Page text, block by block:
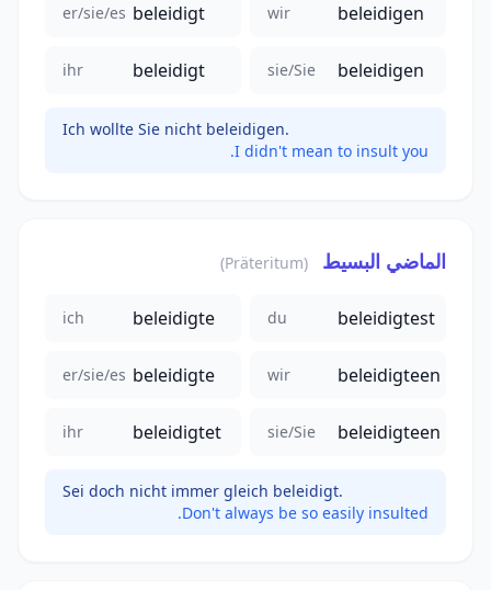
er/sie/es beleidigt wir beleidigen
ihr beleidigt sie/Sie beleidigen
Ich wollte Sie nicht beleidigen.
I didn't mean to insult you.
الماضي البسيط (Präteritum)
ich beleidigte du beleidigtest
er/sie/es beleidigte wir beleidigteen
ihr beleidigtet sie/Sie beleidigteen
Sei doch nicht immer gleich beleidigt.
Don't always be so easily insulted.